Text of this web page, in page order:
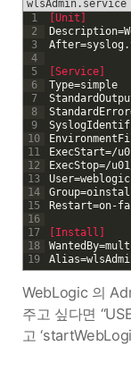
wlsAdmin.service
1
2
3
4
5
6
7
8
9
10
11
12
13
14
15
16
17
18
19
[Unit]
Description=
After=syslog .
[Service]
Type=simple
StandardError
ExecStart=/
ExecStop=/u01
User=weblogic
Group=
Restart=on-
[Install]
WantedBy=
Alias=
WebLogic 의
주고 싶다면
고